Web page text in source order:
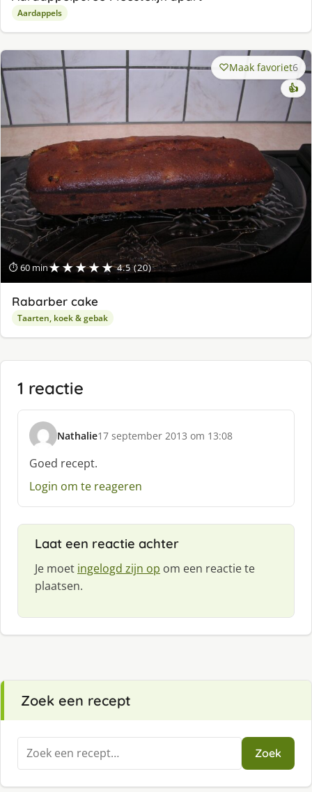
Aardappels
⏱ 60 min★★★★★ 4.5 (20)
Maak favoriet6
👍
Rabarber cake
Taarten, koek & gebak
1 reactie
Nathalie
s
c
h
r
17 september 2013 om 13:08
Goed recept.
Login om te reageren
Laat een reactie achter
Je moet ingelogd zijn op om een reactie te
plaatsen.
Zoek een recept
Zoeken
naar:
Zoek